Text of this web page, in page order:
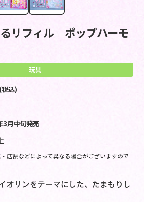
リフィル ポップハーモ
玩具
税込)
3月中旬発売
店舗などによって異なる場合がございますので
オリンをテーマにした、たまもりし